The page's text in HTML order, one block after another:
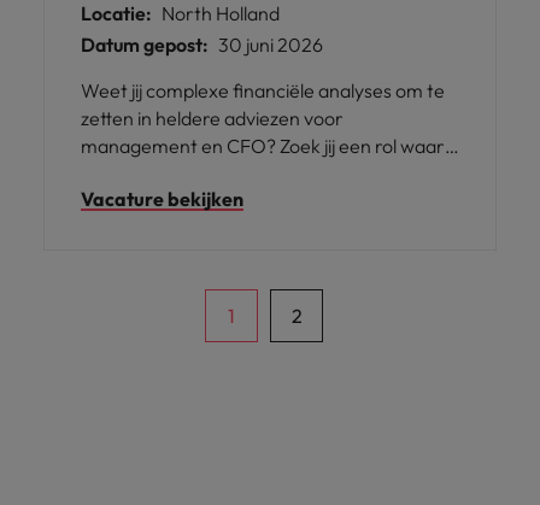
Locatie: North Holland
Datum gepost: 30 juni 2026
Weet jij complexe financiële analyses om te
zetten in heldere adviezen voor
management en CFO? Zoek jij een rol waarin
samenbrengt binnen een internationale
Vacature bekijken
1 2